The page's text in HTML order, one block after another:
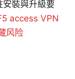
裝與升級要
access VPN
风险